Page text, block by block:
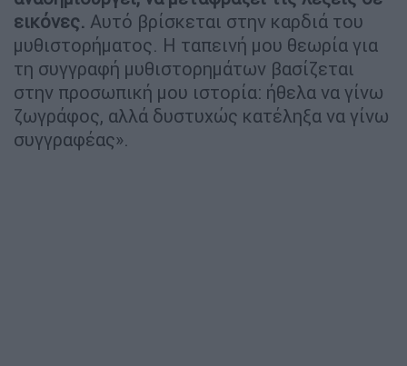
εικόνες. Αυτό βρίσκεται στην καρδιά του
μυθιστορήματος. Η ταπεινή μου θεωρία για
τη συγγραφή μυθιστορημάτων βασίζεται
στην προσωπική μου ιστορία: ήθελα να γίνω
ζωγράφος, αλλά δυστυχώς κατέληξα να γίνω
συγγραφέας».